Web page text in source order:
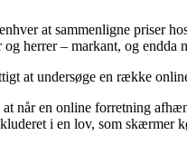
at sammenligne priser
herrer – markant, og endda
at undersøge en række
når en online forretning
i en lov, som skærmer